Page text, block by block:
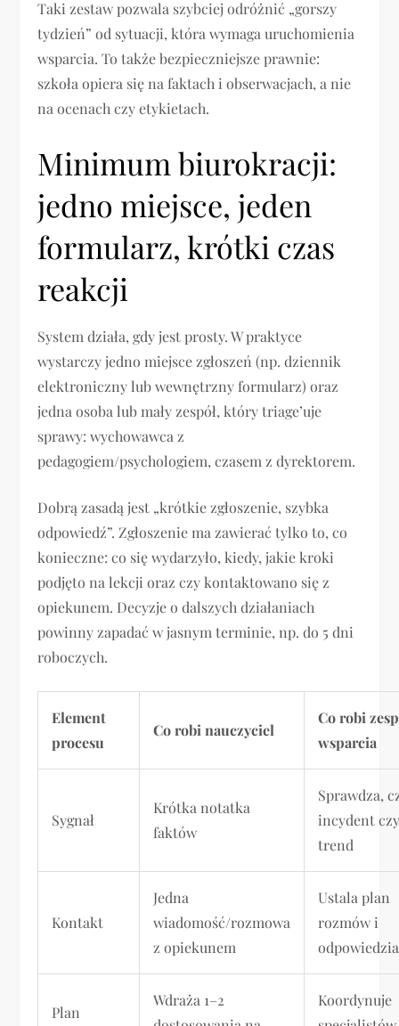
Taki zestaw pozwala szybciej odróżnić „gorszy
tydzień” od sytuacji, która wymaga uruchomienia
wsparcia. To także bezpieczniejsze prawnie:
szkoła opiera się na faktach i obserwacjach, a nie
na ocenach czy etykietach.
Minimum biurokracji:
jedno miejsce, jeden
formularz, krótki czas
reakcji
System działa, gdy jest prosty. W praktyce
wystarczy jedno miejsce zgłoszeń (np. dziennik
elektroniczny lub wewnętrzny formularz) oraz
jedna osoba lub mały zespół, który triage’uje
sprawy: wychowawca z
pedagogiem/psychologiem, czasem z dyrektorem.
Dobrą zasadą jest „krótkie zgłoszenie, szybka
odpowiedź”. Zgłoszenie ma zawierać tylko to, co
konieczne: co się wydarzyło, kiedy, jakie kroki
podjęto na lekcji oraz czy kontaktowano się z
opiekunem. Decyzje o dalszych działaniach
powinny zapadać w jasnym terminie, np. do 5 dni
roboczych.
Element
procesu
Co robi nauczyciel
Co robi
wsparcia
Sygnał
Krótka notatka
faktów
Sprawdza,
incydent
trend
Kontakt
Jedna
wiadomość/rozmowa
z opiekunem
Ustala plan
rozmów i
Plan
Wdraża 1–2
Koordynuje